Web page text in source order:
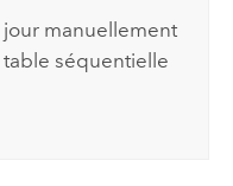
manuellement
séquentielle